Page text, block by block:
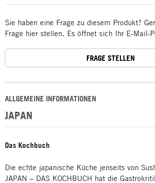
ALLGEMEINE INFORMATIONEN
JAPAN
Das Kochbuch
Die echte japanische Küche jenseits von
JAPAN – DAS KOCHBUCH hat die
Sie haben eine Frage zu diesem Produkt?
Frage hier stellen. Es öffnet sich Ihr E-Mail-
FRAGE STELLEN